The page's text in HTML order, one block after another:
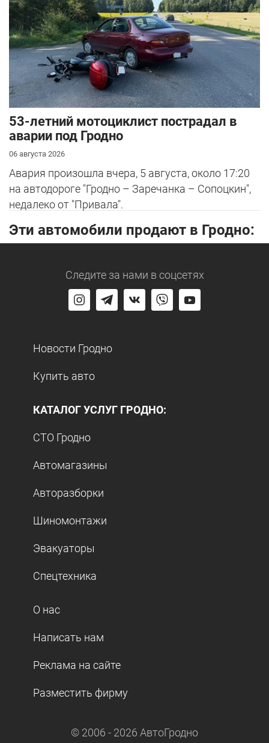
53-летний мотоциклист пострадал в
аварии под Гродно
06 августа 2026
Авария произошла вчера, 5 августа, около 17:20
на автодороге "Гродно – Заречанка – Сопоцкин",
недалеко от "Привала".
Эти автомобили продают в Гродно:
Следите за нами в соцсетях
Новости Гродно
Купить авто
КАТАЛОГ УСЛУГ ГРОДНО:
СТО Гродно
Автомагазины
Авторазборки
Шиномонтажи
Эвакуаторы
Спецтехника
О нас
Написать нам
Реклама на сайте
Разместить фирму
© 2006 - 2026 АвтоГродно